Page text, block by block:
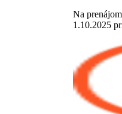
Na
1.10.2025